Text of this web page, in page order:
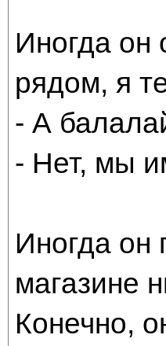
Иногда он
рядом, я
- А
- Нет, мы
Иногда он
магазине
Конечно,